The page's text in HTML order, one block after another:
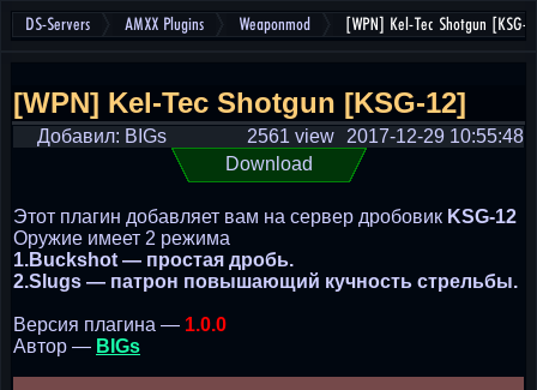
DS-Servers AMXX Plugins Weaponmod [WPN] Kel-Tec Shotgun [KSG-
[WPN] Kel-Tec Shotgun [KSG-12]
Добавил: BIGs 2017-12-29 10:55:48
2561 view
Download
Этот плагин добавляет вам на сервер дробовик KSG-12
Оружие имеет 2 режима
1.Buckshot — простая дробь.
2.Slugs — патрон повышающий кучность стрельбы.
Версия плагина — 1.0.0
Автор — BIGs